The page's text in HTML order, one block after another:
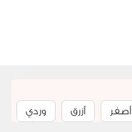
أصفر أزرق وردي